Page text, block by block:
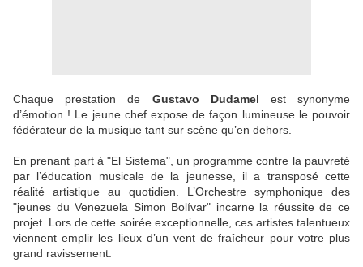
Chaque prestation de Gustavo Dudamel est synonyme
d’émotion ! Le jeune chef expose de façon lumineuse le pouvoir
fédérateur de la musique tant sur scène qu’en dehors.
En prenant part à "El Sistema", un programme contre la pauvreté
par l’éducation musicale de la jeunesse, il a transposé cette
réalité artistique au quotidien. L’Orchestre symphonique des
"jeunes du Venezuela Simon Bolívar" incarne la réussite de ce
projet. Lors de cette soirée exceptionnelle, ces artistes talentueux
viennent emplir les lieux d’un vent de fraîcheur pour votre plus
grand ravissement.